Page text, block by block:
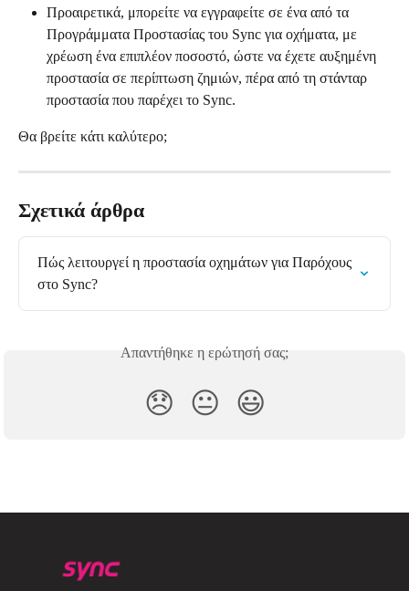
Προαιρετικά, μπορείτε να εγγραφείτε σε ένα από τα
Προγράμματα Προστασίας του Sync για οχήματα, με
χρέωση ένα επιπλέον ποσοστό, ώστε να έχετε αυξημένη
προστασία σε περίπτωση ζημιών, πέρα από τη στάνταρ
προστασία που παρέχει το Sync.
Θα βρείτε κάτι καλύτερο;
Σχετικά άρθρα
Πώς λειτουργεί η προστασία οχημάτων για Παρόχους
στο Sync?
Απαντήθηκε η ερώτησή σας;
😞 😐 😃